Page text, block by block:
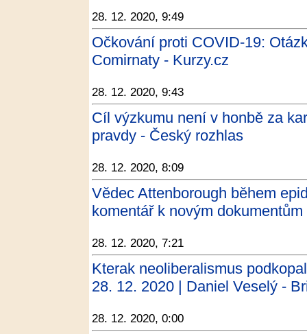
28. 12. 2020, 9:49
Očkování proti COVID-19:
Comirnaty - Kurzy.cz
28. 12. 2020, 9:43
Cíl výzkumu není v honbě za
pravdy - Český rozhlas
28. 12. 2020, 8:09
Vědec Attenborough během
komentář k novým
28. 12. 2020, 7:21
Kterak neoliberalismus
28. 12. 2020 | Daniel Veselý -
28. 12. 2020, 0:00